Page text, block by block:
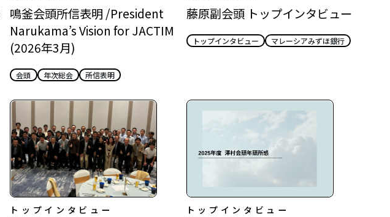
鳴釜会頭所信表明 /President
Narukama’s Vision for JACTIM
(2026年3月)
会頭 年次総会 所信表明
藤原副会頭 トップインタビュー
トップインタビュー マレーシアみずほ銀行
トップインタビュー
トップインタビュー